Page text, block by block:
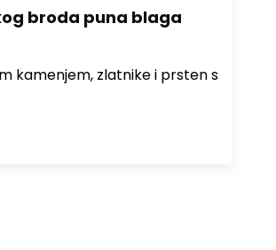
broda puna blaga
kamenjem, zlatnike i prsten s